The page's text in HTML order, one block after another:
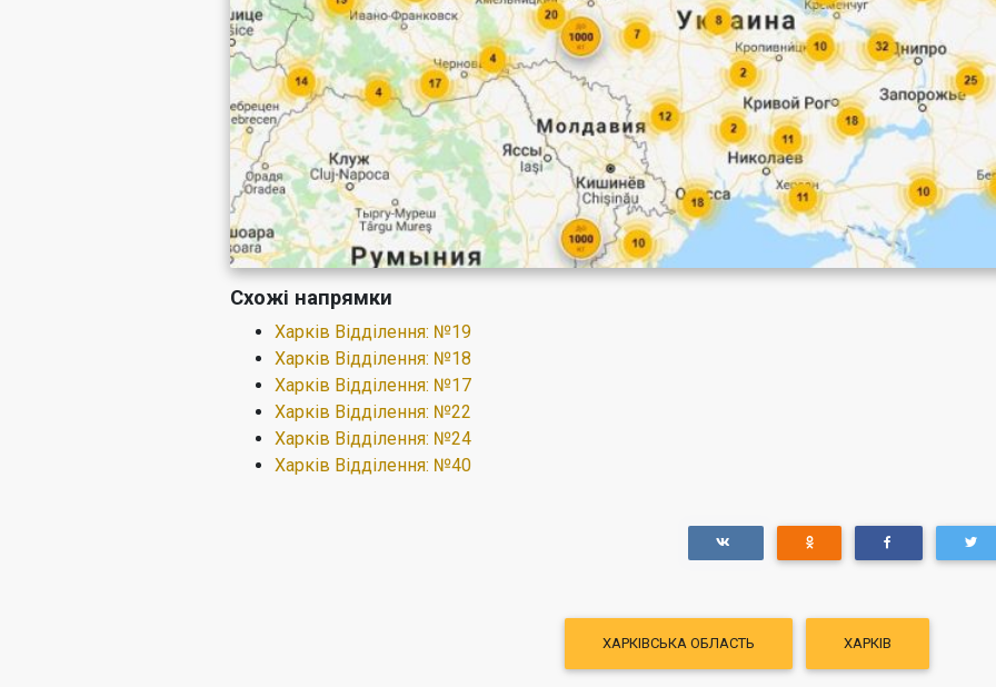
Схожі напрямки
Харків Відділення: №19
Харків Відділення: №18
Харків Відділення: №17
Харків Відділення: №22
Харків Відділення: №24
Харків Відділення: №40
ХАРКІВСЬКА ОБЛАСТЬ ХАРКІВ